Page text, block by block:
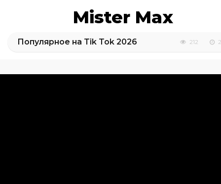
Mister Max
Популярное на Tik Tok 2026 212